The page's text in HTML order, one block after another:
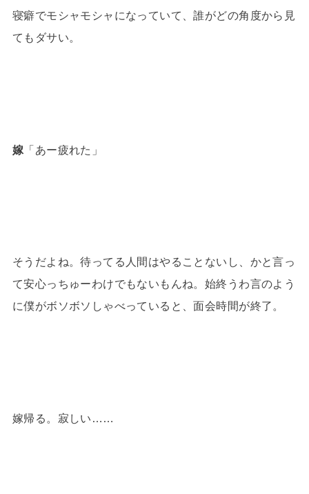
寝癖でモシャモシャになっていて、誰がどの角度から見
てもダサい。
嫁 「あー疲れた」
そうだよね。待ってる人間はやることないし、かと言っ
て安心っちゅーわけでもないもんね。始終うわ言のよう
に僕がボソボソしゃべっていると、面会時間が終了。
嫁帰る。寂しい……